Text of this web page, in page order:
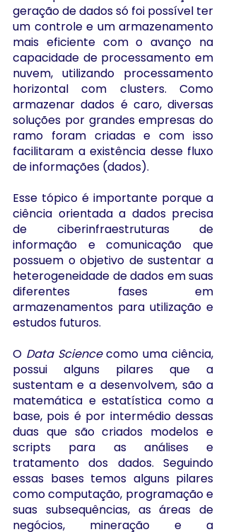
geração de dados só foi possível ter
um controle e um armazenamento
mais eficiente com o avanço na
capacidade de processamento em
nuvem, utilizando processamento
horizontal com clusters. Como
armazenar dados é caro, diversas
soluções por grandes empresas do
ramo foram criadas e com isso
facilitaram a existência desse fluxo
de informações (dados).
Esse tópico é importante porque a
ciência orientada a dados precisa
de ciberinfraestruturas de
informação e comunicação que
possuem o objetivo de sustentar a
heterogeneidade de dados em suas
diferentes fases em
armazenamentos para utilização e
estudos futuros.
O Data Science como uma ciência,
possui alguns pilares que a
sustentam e a desenvolvem, são a
matemática e estatística como a
base, pois é por intermédio dessas
duas que são criados modelos e
scripts para as análises e
tratamento dos dados. Seguindo
essas bases temos alguns pilares
como computação, programação e
suas subsequências, as áreas de
negócios, mineração e a